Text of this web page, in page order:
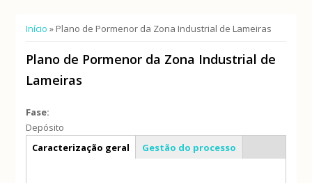
Está aqui
Início » Plano de Pormenor da Zona Industrial de Lameiras
Plano de Pormenor da Zona Industrial de
Lameiras
Fase:
Depósito
Info geral
Caracterização geral Gestão do processo